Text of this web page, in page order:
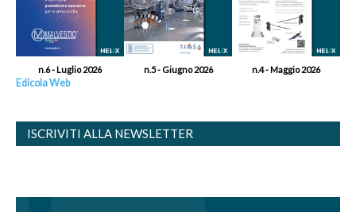
n.6 - Luglio 2026 n.5 - Giugno 2026 n.4 - Maggio 2026
Edicola Web
ISCRIVITI ALLA NEWSLETTER